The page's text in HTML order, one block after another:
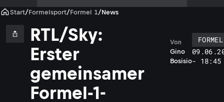
Start/Formelsport/Formel 1/News
RTL/Sky:
Erster
gemeinsamer
Formel-1-
Gino
Bosisio
Von
- 18:45